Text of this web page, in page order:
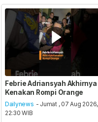
Febrie Adriansyah Akhirnya
Kenakan Rompi Orange
Dailynews - Jumat , 07 Aug 2026,
22:30 WIB